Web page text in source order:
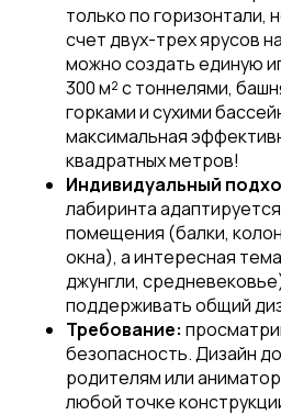
только по горизонтали,
счет двух-трех ярусов
можно создать единую
300 м² с тоннелями,
горками и сухими
максимальная
квадратных метров!
Индивидуальный
лабиринта
помещения (балки,
окна), а интересная
джунгли,
поддерживать общий
Требование:
безопасность. Дизайн
родителям или
любой точке